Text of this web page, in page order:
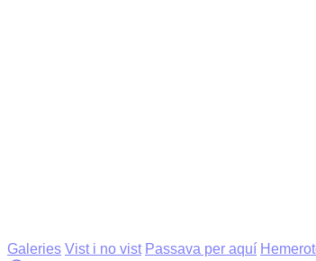
Galeries Vist i no vist Passava per aquí